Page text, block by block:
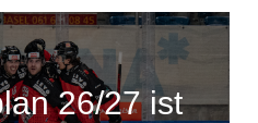
26/27 ist